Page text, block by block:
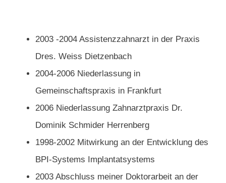
2003 -2004 Assistenzzahnarzt in der Praxis
Dres. Weiss Dietzenbach
2004-2006 Niederlassung in
Gemeinschaftspraxis in Frankfurt
2006 Niederlassung Zahnarztpraxis Dr.
Dominik Schmider Herrenberg
1998-2002 Mitwirkung an der Entwicklung des
BPI-Systems Implantatsystems
2003 Abschluss meiner Doktorarbeit an der